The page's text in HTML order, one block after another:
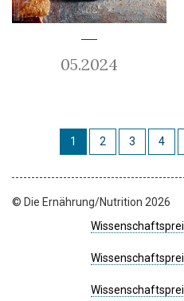
05.2024
1 2 3 4
© Die Ernährung/Nutrition 2026